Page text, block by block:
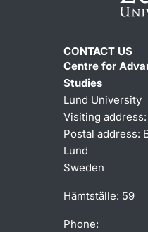
CONTACT US
Centre for
Studies
Lund University
Visiting address:
Postal address:
Lund
Sweden
Hämtställe: 59
Phone: